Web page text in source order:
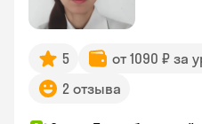
5 от 1090 ₽ за
2 отзыва